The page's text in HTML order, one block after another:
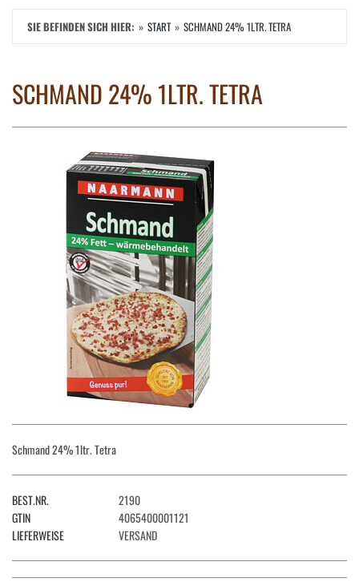
SIE BEFINDEN SICH HIER: START SCHMAND 24% 1LTR. TETRA
SCHMAND 24% 1LTR. TETRA
Schmand 24% 1ltr. Tetra
BEST.NR.
2190
GTIN
4065400001121
LIEFERWEISE
VERSAND